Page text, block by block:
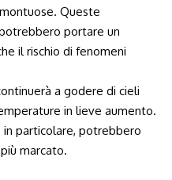
Queste
portare un
il rischio di fenomeni
a godere di cieli
in lieve aumento.
in particolare, potrebbero
marcato.